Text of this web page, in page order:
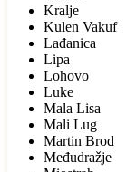
Kralje
Kulen Vakuf
Lađanica
Lipa
Lohovo
Luke
Mala Lisa
Mali Lug
Martin Brod
Međudražje